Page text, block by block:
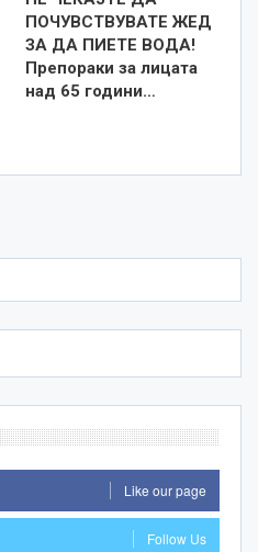
ПОЧУВСТВУВАТЕ ЖЕД
ЗА ДА ПИЕТЕ ВОДА!
Препораки за лицата
над 65 години…
Like our page
Follow Us